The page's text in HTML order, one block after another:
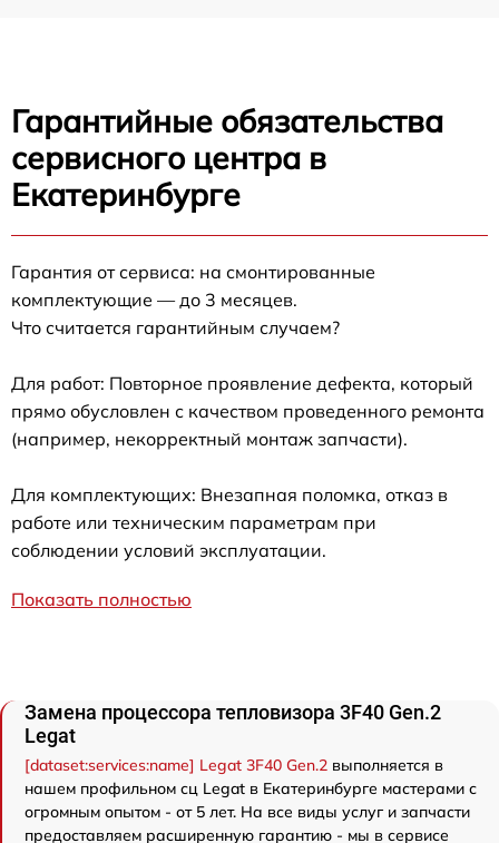
Гарантийные обязательства
сервисного центра в
Екатеринбурге
Гарантия от сервиса: на смонтированные
комплектующие — до 3 месяцев.
Что считается гарантийным случаем?
Для работ: Повторное проявление дефекта, который
прямо обусловлен с качеством проведенного ремонта
(например, некорректный монтаж запчасти).
Для комплектующих: Внезапная поломка, отказ в
работе или техническим параметрам при
соблюдении условий эксплуатации.
Показать полностью
Замена процессора тепловизора 3F40 Gen.2
Legat
[dataset:services:name] Legat 3F40 Gen.2 выполняется в
нашем профильном сц Legat в Екатеринбурге мастерами с
огромным опытом - от 5 лет. На все виды услуг и запчасти
предоставляем расширенную гарантию - мы в сервисе